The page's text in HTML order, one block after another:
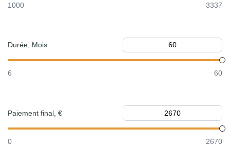
1000 3337
Durée, Mois
6 60
Paiement final, €
0 2670